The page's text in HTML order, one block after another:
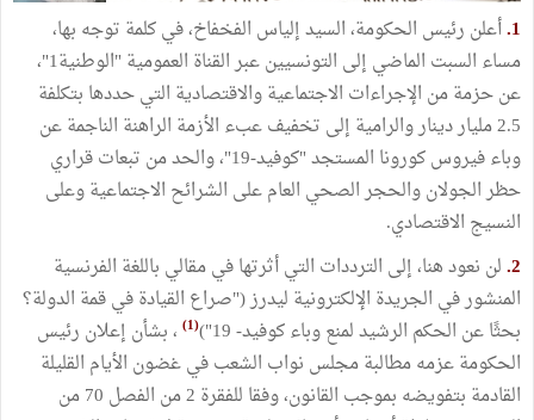
1. أعلن رئيس الحكومة، السيد إلياس الفخفاخ، في كلمة توجه بها،
مساء السبت الماضي إلى التونسيين عبر القناة العمومية "الوطنية1"،
عن حزمة من الإجراءات الاجتماعية والاقتصادية التي حددها بتكلفة
2.5 مليار دينار والرامية إلى تخفيف عبء الأزمة الراهنة الناجمة عن
وباء فيروس كورونا المستجد "كوفيد-19"، والحد من تبعات قراري
حظر الجولان والحجر الصحي العام على الشرائح الاجتماعية وعلى
النسيج الاقتصادي.
2. لن نعود هنا، إلى الترددات التي أثرتها في مقالي باللغة الفرنسية
المنشور في الجريدة الإلكترونية ليدرز ("صراع القيادة في قمة الدولة؟
بحثًا عن الحكم الرشيد لمنع وباء كوفيد- 19")
(1)
، بشأن إعلان رئيس
الحكومة عزمه مطالبة مجلس نواب الشعب في غضون الأيام القليلة
القادمة بتفويضه بموجب القانون، وفقا للفقرة 2 من الفصل 70 من